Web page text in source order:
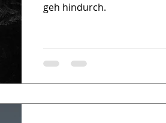
geh hindurch.